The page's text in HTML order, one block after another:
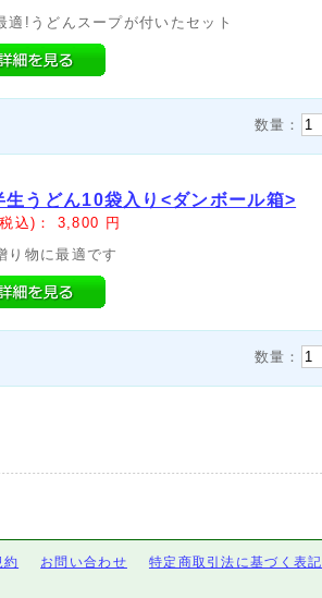
適!うどんスープが付いたセット
数量：
生うどん10袋入り<ダンボール箱>
込)： 3,800 円
り物に最適です
数量：
約 お問い合わせ 特定商取引法に基づく表記